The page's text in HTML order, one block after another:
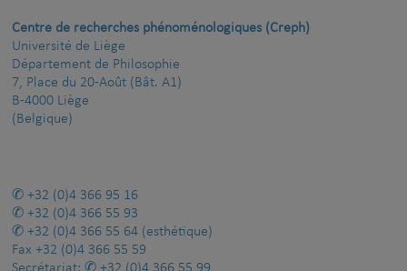
Centre de recherches phénoménologiques (Creph)
Université de Liège
Département de Philosophie
7, Place du 20-Août (Bât. A1)
B-4000 Liège
(Belgique)
+32 (0)4 366 95 16
+32 (0)4 366 55 93
+32 (0)4 366 55 64 (esthétique)
Fax +32 (0)4 366 55 59